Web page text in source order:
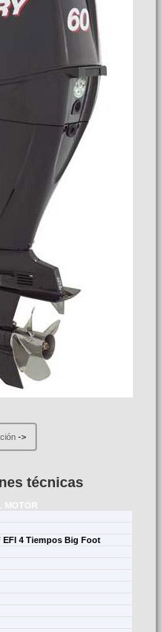
->
técnicas
MOTOR
EFI 4 Tiempos Big Foot